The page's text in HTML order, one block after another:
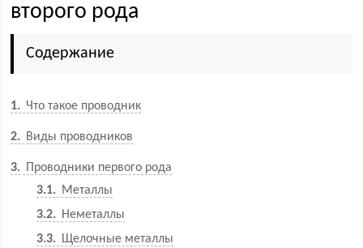
второго рода
Содержание
1 Что такое проводник
2 Виды проводников
3
Проводники первого рода
3.1
Металлы
3.2
Неметаллы
3.3
Щелочные металлы